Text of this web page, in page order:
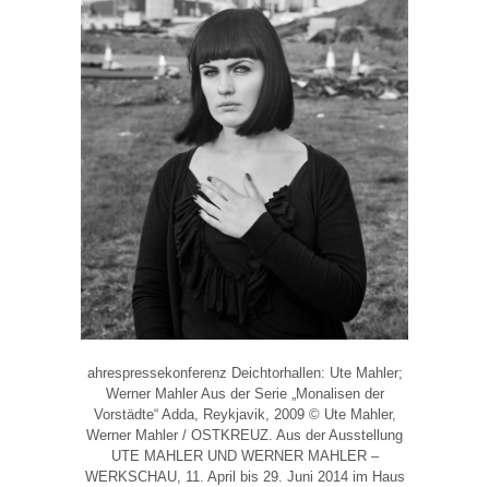
ahrespressekonferenz Deichtorhallen: Ute Mahler;
Werner Mahler Aus der Serie „Monalisen der
Vorstädte“ Adda, Reykjavik, 2009 © Ute Mahler,
Werner Mahler / OSTKREUZ. Aus der Ausstellung
UTE MAHLER UND WERNER MAHLER –
WERKSCHAU, 11. April bis 29. Juni 2014 im Haus